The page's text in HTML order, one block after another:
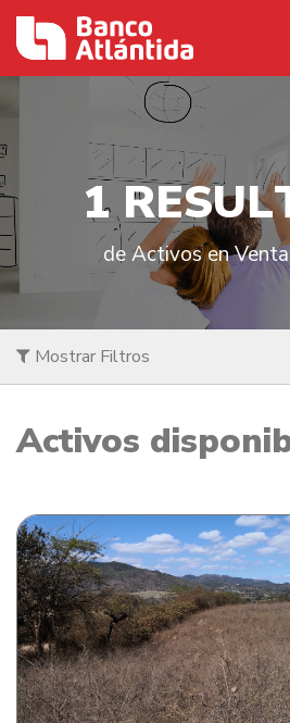
1 RESUL
de Activos en
Mostrar Filtros
Activos
Lote de Terreno en San